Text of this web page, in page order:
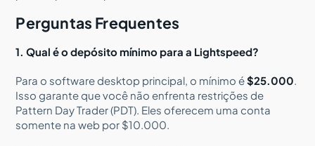
Perguntas Frequentes
1. Qual é o depósito mínimo para a Lightspeed?
Para o software desktop principal, o mínimo é$25.000.
Isso garante que você não enfrenta restrições de
Pattern Day Trader (PDT). Eles oferecem uma conta
somente na web por $10.000.